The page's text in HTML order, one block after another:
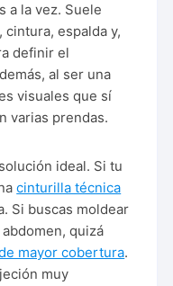
a la vez. Suele
espalda y,
definir el
al ser una
visuales que sí
varias prendas.
ideal. Si tu
cinturilla técnica
Si buscas moldear
quizá
mayor cobertura.
muy